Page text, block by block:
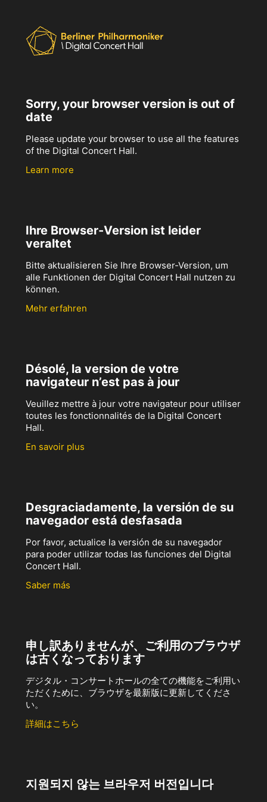
Sorry, your browser version is out of
date
Please update your browser to use all the features
of the Digital Concert Hall.
Learn more
Ihre Browser-Version ist leider
veraltet
Bitte aktualisieren Sie Ihre Browser-Version, um
alle Funktionen der Digital Concert Hall nutzen zu
können.
Mehr erfahren
Désolé, la version de votre
navigateur n’est pas à jour
Veuillez mettre à jour votre navigateur pour utiliser
toutes les fonctionnalités de la Digital Concert
Hall.
En savoir plus
Desgraciadamente, la versión de su
navegador está desfasada
Por favor, actualice la versión de su navegador
para poder utilizar todas las funciones del Digital
Concert Hall.
Saber más
申し訳ありませんが、ご利用のブラウザ
は古くなっております
デジタル・コンサートホールの全ての機能をご利用い
ただくために、ブラウザを最新版に更新してくださ
い。
詳細はこちら
지원되지 않는 브라우저 버전입니다